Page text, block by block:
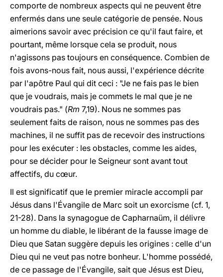
comporte de nombreux aspects qui ne peuvent être
enfermés dans une seule catégorie de pensée. Nous
aimerions savoir avec précision ce qu'il faut faire, et
pourtant, même lorsque cela se produit, nous
n'agissons pas toujours en conséquence. Combien de
fois avons-nous fait, nous aussi, l'expérience décrite
par l'apôtre Paul qui dit ceci : "Je ne fais pas le bien
que je voudrais, mais je commets le mal que je ne
voudrais pas." (Rm 7,19). Nous ne sommes pas
seulement faits de raison, nous ne sommes pas des
machines, il ne suffit pas de recevoir des instructions
pour les exécuter : les obstacles, comme les aides,
pour se décider pour le Seigneur sont avant tout
affectifs, du cœur.
Il est significatif que le premier miracle accompli par
Jésus dans l'Évangile de Marc soit un exorcisme (cf. 1,
21-28). Dans la synagogue de Capharnaüm, il délivre
un homme du diable, le libérant de la fausse image de
Dieu que Satan suggère depuis les origines : celle d'un
Dieu qui ne veut pas notre bonheur. L'homme possédé,
de ce passage de l'Évangile, sait que Jésus est Dieu,